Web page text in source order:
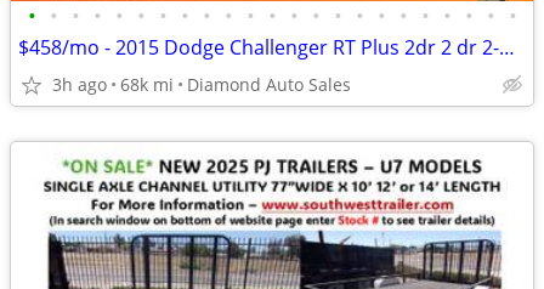
• • • • • • • • • • • • • • • • • • • • • • •
$458/mo - 2015 Dodge Challenger RT Plus 2dr 2 dr 2-dr Coupe
3h ago 68k mi Diamond Auto Sales